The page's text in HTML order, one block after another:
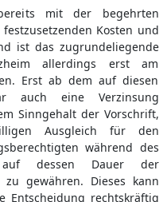
mit der begehrten
Kosten und
ist das zugrundeliegende
allerdings erst am
Erst ab dem auf diesen
auch eine Verzinsung
Sinngehalt der Vorschrift,
Ausgleich für den
während des
auf dessen Dauer der
gewähren. Dieses kann
Entscheidung rechtskräftig